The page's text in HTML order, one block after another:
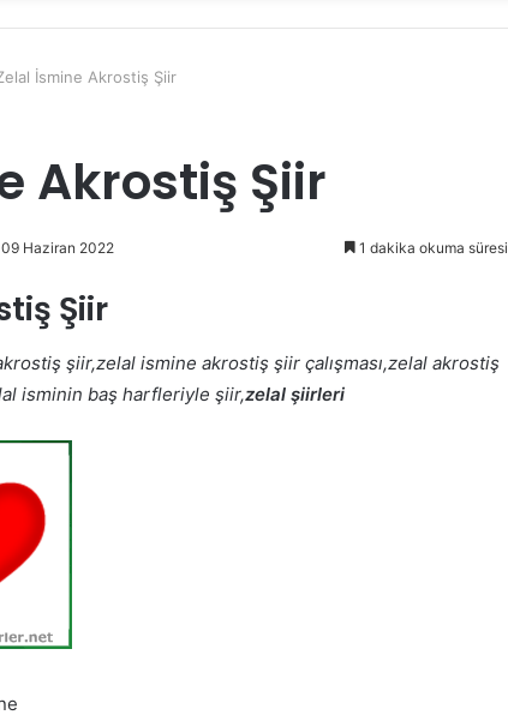
İsmine Akrostiş Şiir
Akrostiş Şiir
Haziran 2022 1 dakika okuma süresi
Şiir
şiir,zelal ismine akrostiş şiir çalışması,zelal akrostiş
isminin baş harfleriyle şiir,zelal şiirleri